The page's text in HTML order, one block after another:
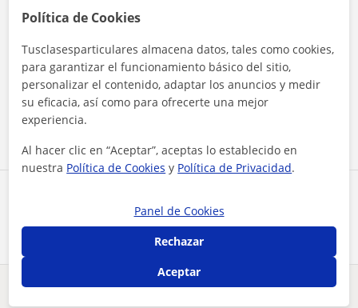
Al hacer clic, aceptas nuestroaviso legaly deprivacidad
Política de Cookies
Tusclasesparticulares almacena datos, tales como cookies,
para garantizar el funcionamiento básico del sitio,
personalizar el contenido, adaptar los anuncios y medir
su eficacia, así como para ofrecerte una mejor
experiencia.
Al hacer clic en “Aceptar”, aceptas lo establecido en
nuestra Política de Cookies y Política de Privacidad.
Panel de Cookies
Rechazar
Aceptar